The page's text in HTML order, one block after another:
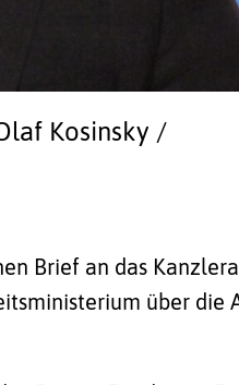
Kosinsky /
Brief an das
über